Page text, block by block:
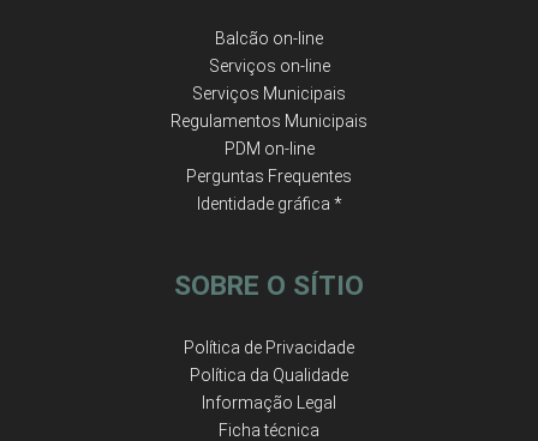
Balcão on-line
Serviços on-line
Serviços Municipais
Regulamentos Municipais
PDM on-line
Perguntas Frequentes
Identidade gráfica *
SOBRE O SÍTIO
Política de Privacidade
Política da Qualidade
Informação Legal
Ficha técnica